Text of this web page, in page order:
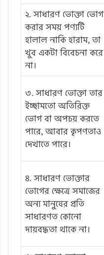
২. সাধারণ ভোক্তা ভোগ
করার সময় পণ্যটি
হালাল নাকি হারাম, তা
খুব একটা বিবেচনা করে
না।
৩. সাধারণ ভোক্তা তার
ইচ্ছামতো অতিরিক্ত
ভোগ বা অপচয় করতে
পারে, আবার কৃপণতাও
দেখাতে পারে।
৪. সাধারণ ভোক্তার
ভোগের ক্ষেত্রে সমাজের
অন্য মানুষের প্রতি
সাধারণত কোনো
দায়বদ্ধতা থাকে না।